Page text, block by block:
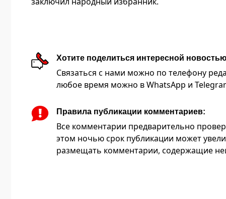
Хотите поделиться интересной
Связаться с нами можно по телефону
любое время можно в WhatsApp и
Правила публикации комментариев:
Все комментарии предварительно
этом ночью срок публикации может
размещать комментарии, содержащие